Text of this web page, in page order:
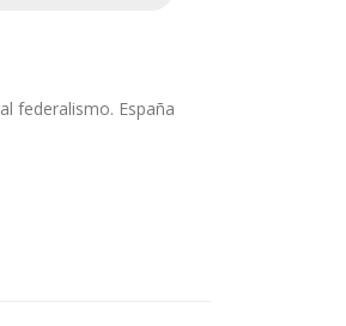
federalismo. España